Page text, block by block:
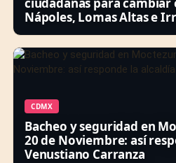
Nápoles, Lomas Altas e
CDMX
Bacheo y seguridad en
20 de Noviembre: así
Venustiano Carranza